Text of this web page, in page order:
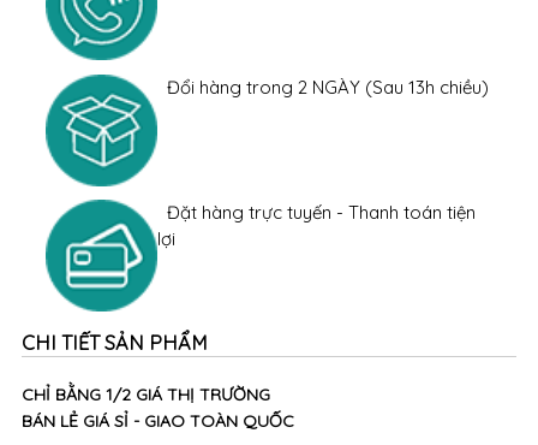
Đổi hàng trong 2 NGÀY (Sau 13h chiều)
Đặt hàng trực tuyến - Thanh toán tiện
lợi
CHI TIẾT SẢN PHẨM
CHỈ BẰNG 1/2 GIÁ THỊ TRƯỜNG
BÁN LẺ GIÁ SỈ - GIAO TOÀN QUỐC